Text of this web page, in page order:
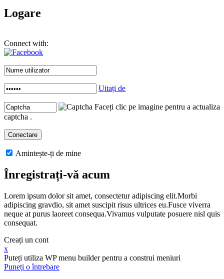
Logare
Connect with:
Uitați de
Faceți clic pe imagine pentru a actualiza
captcha .
Amintește-ți de mine
Înregistrați-vă acum
Lorem ipsum dolor sit amet, consectetur adipiscing elit.Morbi
adipiscing gravdio, sit amet suscipit risus ultrices eu.Fusce viverra
neque at purus laoreet consequa.Vivamus vulputate posuere nisl quis
consequat.
Creați un cont
x
Puteți utiliza WP menu builder pentru a construi meniuri
Puneți o întrebare